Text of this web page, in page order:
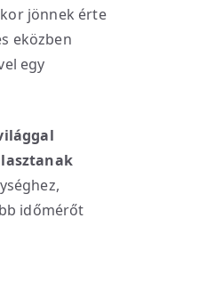
jönnek érte
eközben
egy
időmérőt